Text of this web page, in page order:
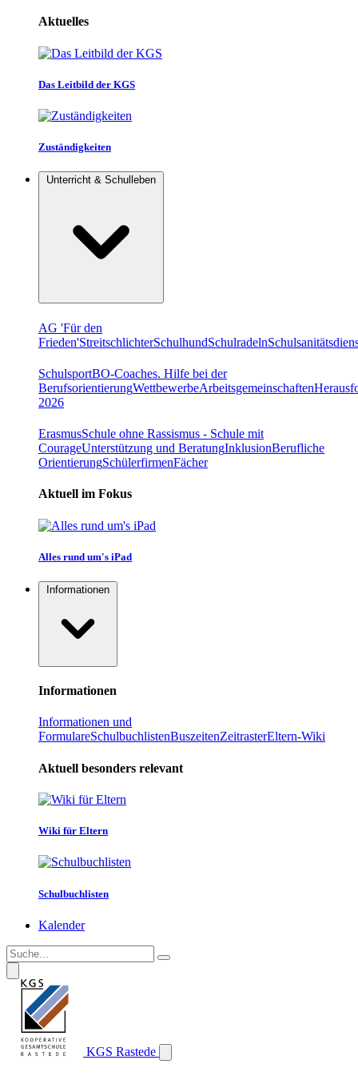
Aktuelles
Das Leitbild der KGS
Zuständigkeiten
Unterricht & Schulleben
AG 'Für den
Frieden'StreitschlichterSchulhundSchulradeln
SchulsportBO-Coaches. Hilfe bei der
BerufsorientierungWettbewerbeArbeitsgemeinschaften
2026
ErasmusSchule ohne Rassismus - Schule mit
CourageUnterstützung und BeratungInklusionBerufliche
OrientierungSchülerfirmenFächer
Aktuell im Fokus
Alles rund um's iPad
Informationen
Informationen
Informationen und
FormulareSchulbuchlistenBuszeitenZeitrasterEltern-Wiki
Aktuell besonders relevant
Wiki für Eltern
Schulbuchlisten
Kalender
KGS Rastede